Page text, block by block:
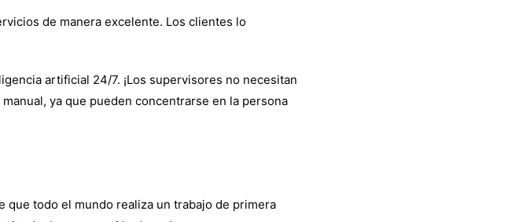
de manera excelente. Los clientes lo
artificial 24/7. ¡Los supervisores no necesitan
ya que pueden concentrarse en la persona
que todo el mundo realiza un trabajo de primera